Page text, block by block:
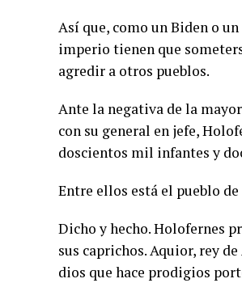
Así que, como un Biden o
imperio tienen que
agredir a otros pueblos.
Ante la negativa de la
con su general en jefe,
doscientos mil infantes y
Entre ellos está el pueblo
Dicho y hecho. Holofernes
sus caprichos. Aquior, rey
dios que hace prodigios